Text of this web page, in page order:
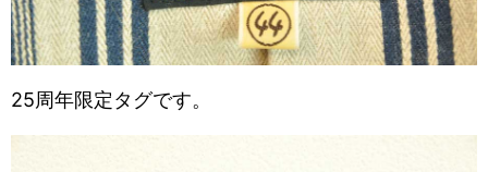
25周年限定タグです。